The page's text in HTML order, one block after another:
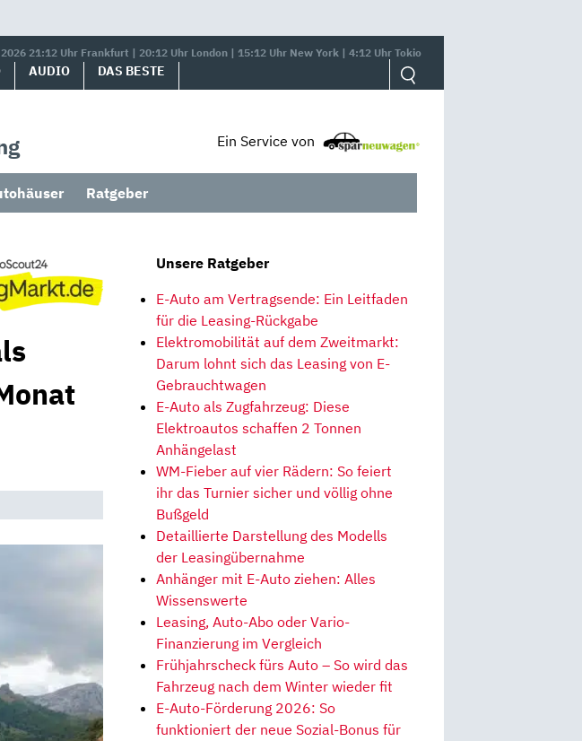
21:12 Uhr Frankfurt | 20:12 Uhr London | 15:12 Uhr New York | 4:12 Uhr Tokio
AUDIO DAS BESTE
Ein Service von
Ratgeber
Unsere Ratgeber
E-Auto am Vertragsende: Ein Leitfaden
für die Leasing-Rückgabe
Elektromobilität auf dem Zweitmarkt:
Darum lohnt sich das Leasing von E-
Gebrauchtwagen
E-Auto als Zugfahrzeug: Diese
Elektroautos schaffen 2 Tonnen
Anhängelast
WM-Fieber auf vier Rädern: So feiert
ihr das Turnier sicher und völlig ohne
Bußgeld
Detaillierte Darstellung des Modells
der Leasingübernahme
Anhänger mit E-Auto ziehen: Alles
Wissenswerte
Leasing, Auto-Abo oder Vario-
Finanzierung im Vergleich
Frühjahrscheck fürs Auto – So wird das
Fahrzeug nach dem Winter wieder fit
E-Auto-Förderung 2026: So
funktioniert der neue Sozial-Bonus für